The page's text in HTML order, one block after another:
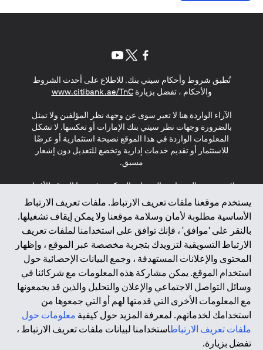
يستخدم موقعنا ملفات تعريف الارتباط. ملفات تعريف الارتباط
الأساسية مطلوبة لأمان وسلامة موقعنا ولا يمكن إيقاف تشغيلها.
بالنقر على 'موافق' ، فإنك توافق على استخدامنا لملفات تعريف
الارتباط التسويقية لتزويدك بتجربة مخصصة عبر الموقع ، وإظهار
المحتوى والإعلانات المستهدفة ، وجمع البيانات الإحصائية حول
استخدام الموقع. يمكن مشاركة هذه المعلومات مع شركائنا في
وسائل التواصل الاجتماعي والإعلان والتحليل والذين قد يجمعونها
مع المعلومات الأخرى التي قدمتها لهم أو التي جمعوها من
استخدامك لخدماتهم. لمعرفة المزيد حول كيفية معلومات حول
ملفات تعريف الارتباطاستخدامنا لبيانات ملفات تعريف الارتباط ،
تفضل بزيارة.
تُطبق شروط وأحكام سيتي بنك. للاطلاع على أحدث الشروط
والأحكام ، تفضل بزيارةwww.citibank.ae/TnC
(opens in a new tab)
الآراء الواردة هنا لا تعبر سوى عن وجهة نظر المؤلفين ولا تمثل
بالضرورة وجهات نظر سيتي بنك الإمارات أو تعكسها. لا تشكل
المعلومات الواردة في هذا الموقع نصيحة استثمارية أو عرضًا
للاستثمار أو تقديم خدمات إدارية وتخضع للتعديل دون إشعار
مسبق.
لا يتم تقديم المنتجات والخدمات المذكورة في هذا الموقع للأفراد
المقيمين في الاتحاد الأوروبي أو المنطقة الاقتصادية الأوروبية أو
سويسرا أو غيرنسي أو جيرسي أو موناكو أو سان مارينو أو
الفاتيكان أو جزيرة مان أو المملكة المتحدة أو خصوصية البيانات
(لائحة حماية البيانات العامة \ قانون حماية البيانات الشخصية
العامة \ قانون خصوصية نيوزيلندا). المحتوى الموجود في هذه
الصفحة ليس ولا ينبغي تفسيره على أنه عرض أو دعوة أو دعوة
لشراء أو بيع أي من المنتجات والخدمات المذكورة هنا لمثل هؤلاء
الأفراد.
*GDPR – اللائحة العامة لحماية البيانات؛ * LGPD – Lei Geral de
Proteção de Dados Pessoais ; *NZPA – قانون الخصوصية
النيوزيلندي